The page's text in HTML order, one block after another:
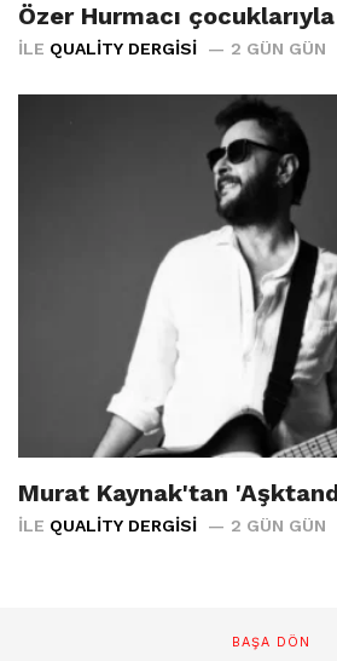
Özer Hurmacı
İLE QUALITY DERGISI 2 GÜN GÜN
Murat Kaynak'tan
İLE QUALITY DERGISI 2 GÜN GÜN
BAŞA DÖN